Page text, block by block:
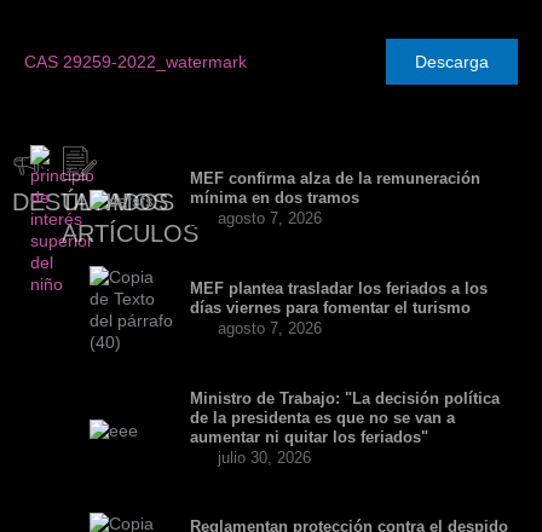
CAS 29259-2022_watermark Descarga
DESTACADOS
ÚLTIMOS
ARTÍCULOS
MEF confirma alza de la remuneración
mínima en dos tramos
agosto 7, 2026
MEF plantea trasladar los feriados a los
días viernes para fomentar el turismo
agosto 7, 2026
Ministro de Trabajo: "La decisión política
de la presidenta es que no se van a
aumentar ni quitar los feriados"
julio 30, 2026
Reglamentan protección contra el despido